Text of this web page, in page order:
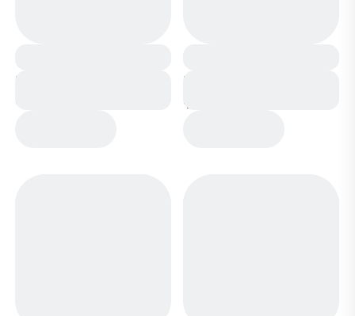
Кроссовки А36-18
белые
Кроссовки А796-17 бело
фиолетовые